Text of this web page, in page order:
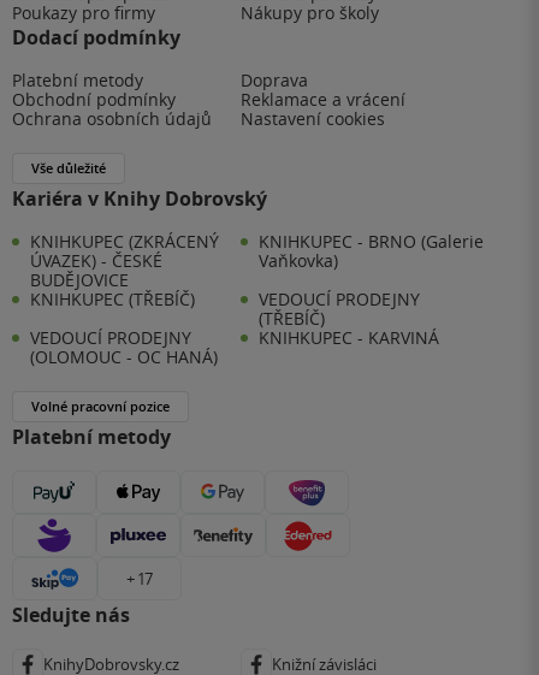
Poukazy pro firmy
Nákupy pro školy
Dodací podmínky
Platební metody
Doprava
Obchodní podmínky
Reklamace a vrácení
Ochrana osobních údajů
Nastavení cookies
Vše důležité
Kariéra v Knihy Dobrovský
KNIHKUPEC (ZKRÁCENÝ
ÚVAZEK) - ČESKÉ
BUDĚJOVICE
KNIHKUPEC - BRNO (Galerie
Vaňkovka)
KNIHKUPEC (TŘEBÍČ)
VEDOUCÍ PRODEJNY
(TŘEBÍČ)
VEDOUCÍ PRODEJNY
(OLOMOUC - OC HANÁ)
KNIHKUPEC - KARVINÁ
Volné pracovní pozice
Platební metody
+ 17
Sledujte nás
KnihyDobrovsky.cz Knižní závisláci